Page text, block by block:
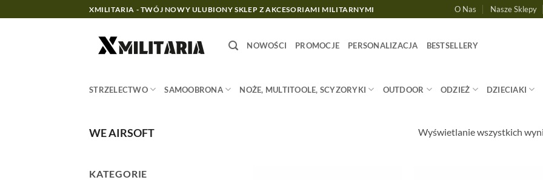
do
XMILITARIA - TWÓJ NOWY ULUBIONY SKLEP Z AKCESORIAMI MILITARNYMI O Nas Nasze Sklepy
NOWOŚCI PROMOCJE PERSONALIZACJA BESTSELLERY
STRZELECTWO SAMOOBRONA NOŻE, MULTITOOLE, SCYZORYKI OUTDOOR ODZIEŻ DZIECIAKI
WE AIRSOFT Wyświetlanie wszystkich
KATEGORIE